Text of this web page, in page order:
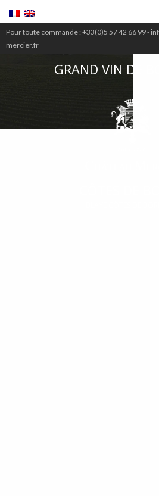
Pour toute commande : +33(0)5 57 42 66 99 -
mercier.fr
GRAND VIN DE